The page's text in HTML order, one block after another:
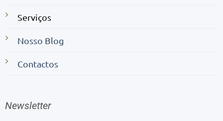
Serviços
Nosso Blog
Contactos
Newsletter